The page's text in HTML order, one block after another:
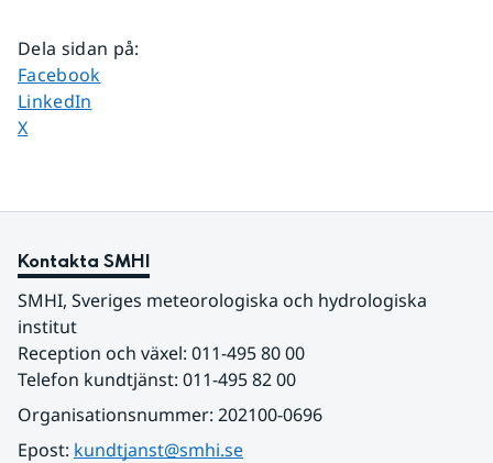
Dela sidan på:
Dela sidan på
Facebook
Dela sidan på
LinkedIn
Dela sidan på
X
Kontakta SMHI
SMHI, Sveriges meteorologiska och hydrologiska
institut
Reception och växel: 011-495 80 00
Telefon kundtjänst: 011-495 82 00
Organisationsnummer: 202100-0696
Epost: kundtjanst@smhi.se